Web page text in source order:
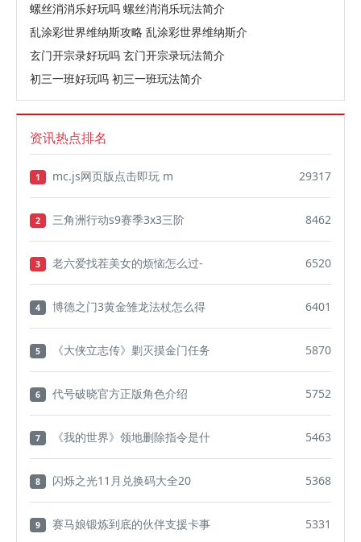
螺丝消消乐好玩吗 螺丝消消乐玩法简介
乱涂彩世界维纳斯攻略 乱涂彩世界维纳斯介
玄门开宗录好玩吗 玄门开宗录玩法简介
初三一班好玩吗 初三一班玩法简介
资讯热点排名
1 mc.js网页版点击即玩 m 29317
2 三角洲行动s9赛季3x3三阶 8462
3 老六爱找茬美女的烦恼怎么过- 6520
4 博德之门3黄金雏龙法杖怎么得 6401
5 《大侠立志传》剿灭摸金门任务 5870
6 代号破晓官方正版角色介绍 5752
7 《我的世界》领地删除指令是什 5463
8 闪烁之光11月兑换码大全20 5368
9 赛马娘锻炼到底的伙伴支援卡事 5331